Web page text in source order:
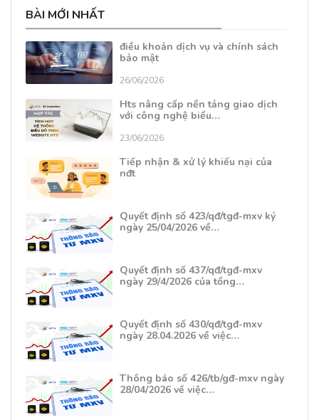
BÀI MỚI NHẤT
điều khoản dịch vụ và chính sách
bảo mật
26/06/2026
Hts nâng cấp nền tảng giao dịch
với công nghệ biểu…
23/06/2026
Tiếp nhận & xử lý khiếu nại của
nđt
Quyết định số 423/qđ/tgđ-mxv ký
ngày 25/04/2026 về…
Quyết định số 437/qđ/tgđ-mxv
ngày 29/4/2026 của tổng…
Quyết định số 430/qđ/tgđ-mxv
ngày 28.04.2026 về việc…
Thông báo số 426/tb/gđ-mxv ngày
28/04/2026 về việc…